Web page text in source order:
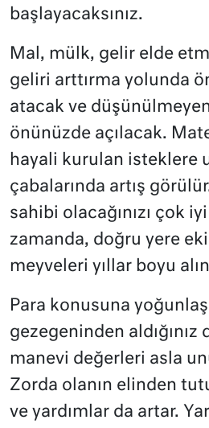
başlayacaksınız.
Mal, mülk, gelir elde
geliri arttırma yolunda
atacak ve
önünüzde açılacak.
hayali kurulan isteklere
çabalarında artış
sahibi olacağınızı çok
zamanda, doğru yere
meyveleri yıllar boyu
Para konusuna
gezegeninden
manevi değerleri asla
Zorda olanın elinden
ve yardımlar da artar.